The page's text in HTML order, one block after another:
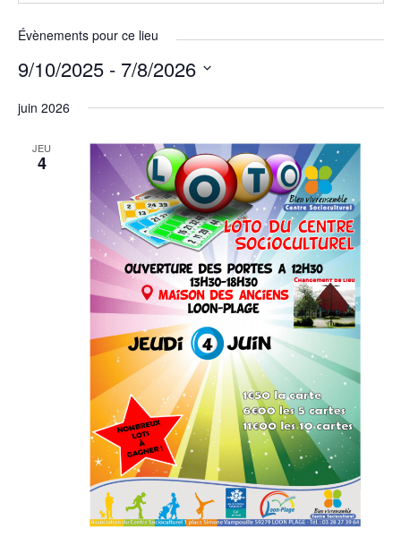
Évènements pour ce lieu
9/10/2025 - 7/8/2026
une
juin 2026
JEU
4